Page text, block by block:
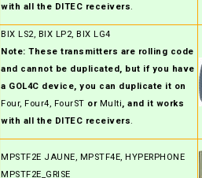
with all the DITEC receivers
BIX LS2, BIX LP2, BIX LG4
Note: These transmitters are rolling code
and cannot be duplicated, but if you have
a GOL4C device, you can duplicate it on
Four, Four4, FourST or Multi , and it works
with all the DITEC receivers
MPSTF2E JAUNE, MPSTF4E, HYPERPHONE
MPSTF2E_GRISE